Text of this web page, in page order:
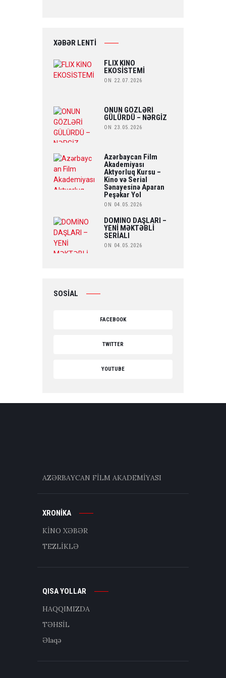
XƏBƏR LENTİ
FLIX KİNO
EKOSİSTEMİ
ON 22.07.2026
ONUN GÖZLƏRİ
GÜLÜRDÜ – NƏRGİZ
ON 23.05.2026
Azərbaycan Film
Akademiyası
Aktyorluq Kursu –
Kino və Serial
Sənayesinə Aparan
Peşəkar Yol
ON 04.05.2026
DOMİNO DAŞLARI –
YENİ MƏKTƏBLİ
SERİALI
ON 04.05.2026
SOSİAL
FACEBOOK
TWITTER
YOUTUBE
AZƏRBAYCAN FİLM AKADEMİYASI
XRONİKA
KİNO XƏBƏR
TEZLİKLƏ
QISA YOLLAR
HAQQIMIZDA
TƏHSİL
Əlaqə